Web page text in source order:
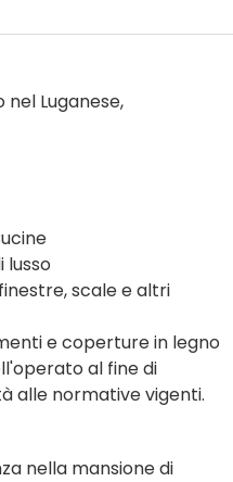
Luganese,
lusso
scale e altri
e coperture in legno
al fine di
alle normative vigenti.
nella mansione di